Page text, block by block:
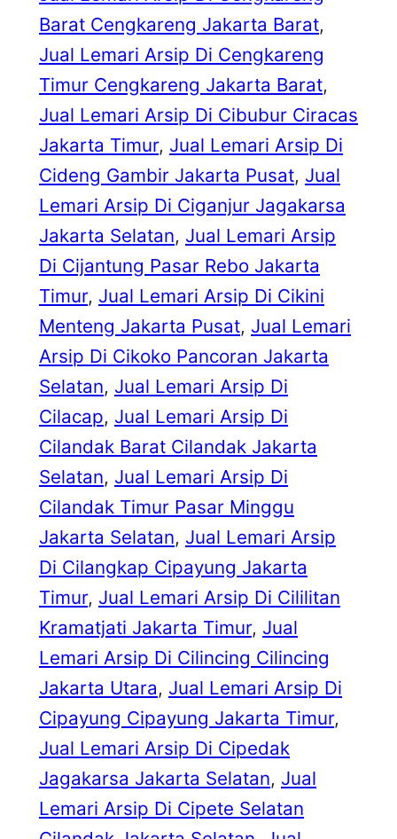
Barat Cengkareng Jakarta Barat
Jual Lemari Arsip Di Cengkareng
Timur Cengkareng Jakarta Barat
Jual Lemari Arsip Di Cibubur Ciracas
Jakarta Timur, Jual Lemari Arsip Di
Cideng Gambir Jakarta Pusat, Jual
Lemari Arsip Di Ciganjur Jagakarsa
Jakarta Selatan, Jual Lemari Arsip
Di Cijantung Pasar Rebo Jakarta
Timur, Jual Lemari Arsip Di Cikini
Menteng Jakarta Pusat, Jual Lemari
Arsip Di Cikoko Pancoran Jakarta
Selatan, Jual Lemari Arsip Di
Cilacap, Jual Lemari Arsip Di
Cilandak Barat Cilandak Jakarta
Selatan, Jual Lemari Arsip Di
Cilandak Timur Pasar Minggu
Jakarta Selatan, Jual Lemari Arsip
Di Cilangkap Cipayung Jakarta
Timur, Jual Lemari Arsip Di Cililitan
Kramatjati Jakarta Timur, Jual
Lemari Arsip Di Cilincing Cilincing
Jakarta Utara, Jual Lemari Arsip Di
Cipayung Cipayung Jakarta Timur
Jual Lemari Arsip Di Cipedak
Jagakarsa Jakarta Selatan, Jual
Lemari Arsip Di Cipete Selatan